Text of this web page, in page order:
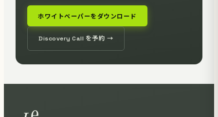
ホワイトペーパーをダウンロード
Discovery Call を予約 →